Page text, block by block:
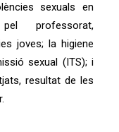
sexuals en
professorat,
joves; la higiene
sexual (ITS); i
resultat de les